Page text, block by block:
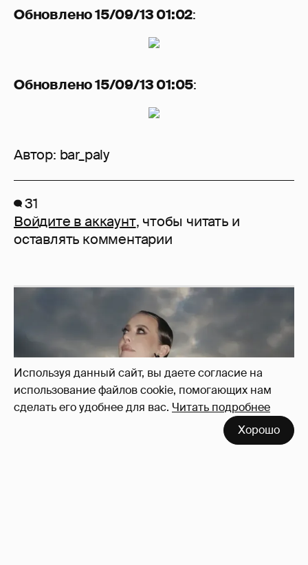
Используя данный сайт, вы даете согласие на
использование файлов cookie, помогающих нам
сделать его удобнее для вас. Читать подробнее
Хорошо
Обновлено 15/09/13 01:02:
Обновлено 15/09/13 01:05:
Автор: bar_paly
31
Войдите в аккаунт, чтобы читать и
оставлять комментарии